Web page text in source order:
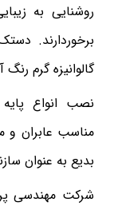
روشنایی به
برخوردارند.
گالوانیزه گرم
نصب انواع
مناسب عابران و
بدیع به عنوان
شرکت مهندسی